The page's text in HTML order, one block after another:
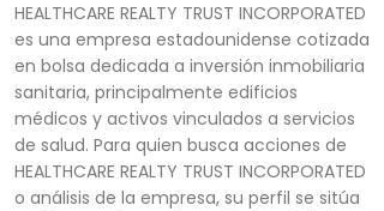
HEALTHCARE REALTY TRUST INCORPORATED
es una empresa estadounidense cotizada
en bolsa dedicada a inversión inmobiliaria
sanitaria, principalmente edificios
médicos y activos vinculados a servicios
de salud. Para quien busca acciones de
HEALTHCARE REALTY TRUST INCORPORATED
o análisis de la empresa, su perfil se sitúa